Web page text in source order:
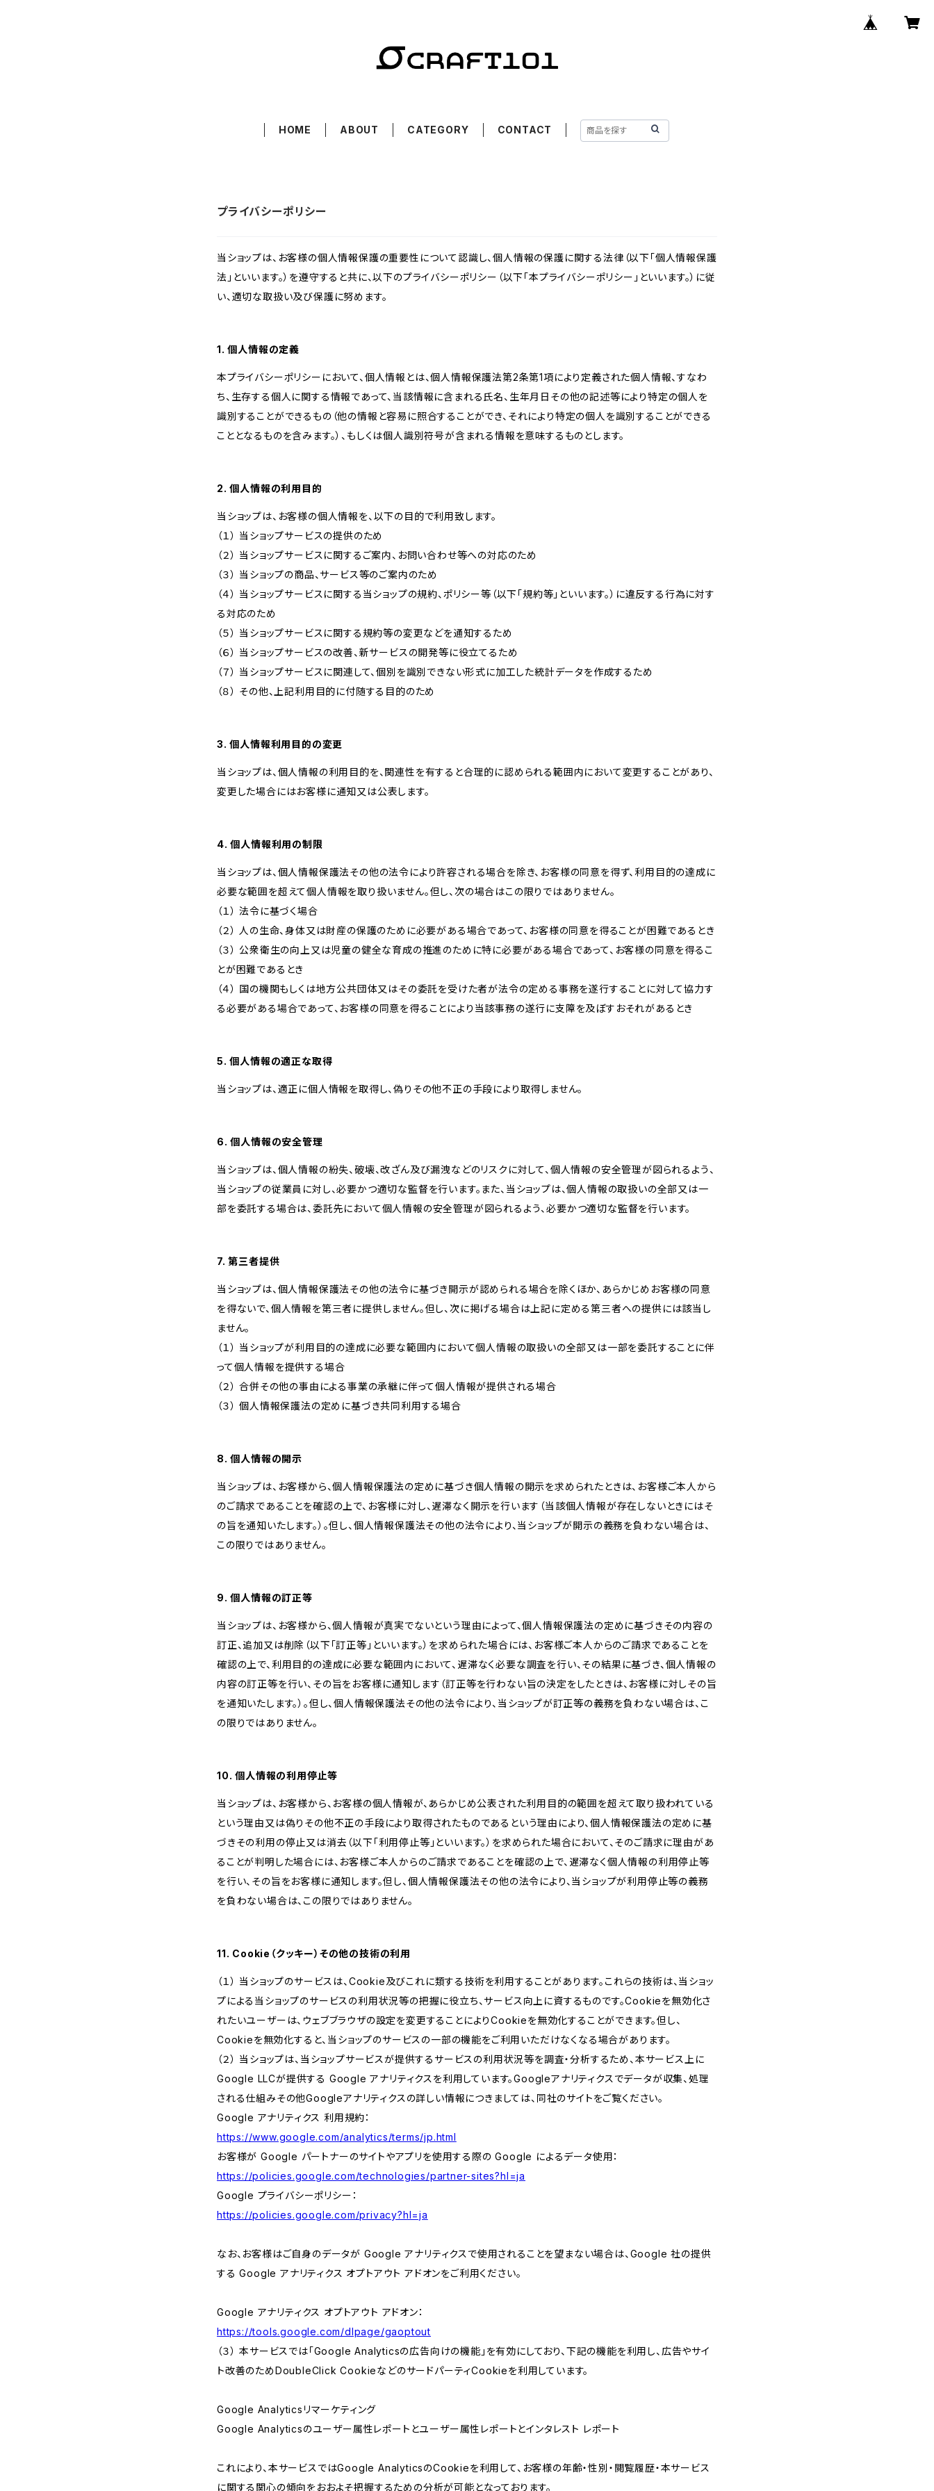
HOME ABOUT CATEGORY CONTACT
プライバシーポリシー
当ショップは、お客様の個人情報保護の重要性について認識し、個人情報の保護に関する法律（以下「個人情報保護
法」といいます。）を遵守すると共に、以下のプライバシーポリシー（以下「本プライバシーポリシー」といいます。）に従
い、適切な取扱い及び保護に努めます。
1. 個人情報の定義
本プライバシーポリシーにおいて、個人情報とは、個人情報保護法第2条第1項により定義された個人情報、すなわ
ち、生存する個人に関する情報であって、当該情報に含まれる氏名、生年月日その他の記述等により特定の個人を
識別することができるもの（他の情報と容易に照合することができ、それにより特定の個人を識別することができる
こととなるものを含みます。）、もしくは個人識別符号が含まれる情報を意味するものとします。
2. 個人情報の利用目的
当ショップは、お客様の個人情報を、以下の目的で利用致します。
（１） 当ショップサービスの提供のため
（２） 当ショップサービスに関するご案内、お問い合わせ等への対応のため
（３） 当ショップの商品、サービス等のご案内のため
（４） 当ショップサービスに関する当ショップの規約、ポリシー等（以下「規約等」といいます。）に違反する行為に対す
る対応のため
（５） 当ショップサービスに関する規約等の変更などを通知するため
（６） 当ショップサービスの改善、新サービスの開発等に役立てるため
（７） 当ショップサービスに関連して、個別を識別できない形式に加工した統計データを作成するため
（８） その他、上記利用目的に付随する目的のため
3. 個人情報利用目的の変更
当ショップは、個人情報の利用目的を、関連性を有すると合理的に認められる範囲内において変更することがあり、
変更した場合にはお客様に通知又は公表します。
4. 個人情報利用の制限
当ショップは、個人情報保護法その他の法令により許容される場合を除き、お客様の同意を得ず、利用目的の達成に
必要な範囲を超えて個人情報を取り扱いません。但し、次の場合はこの限りではありません。
（１） 法令に基づく場合
（２） 人の生命、身体又は財産の保護のために必要がある場合であって、お客様の同意を得ることが困難であるとき
（３） 公衆衛生の向上又は児童の健全な育成の推進のために特に必要がある場合であって、お客様の同意を得るこ
とが困難であるとき
（４） 国の機関もしくは地方公共団体又はその委託を受けた者が法令の定める事務を遂行することに対して協力す
る必要がある場合であって、お客様の同意を得ることにより当該事務の遂行に支障を及ぼすおそれがあるとき
5. 個人情報の適正な取得
当ショップは、適正に個人情報を取得し、偽りその他不正の手段により取得しません。
6. 個人情報の安全管理
当ショップは、個人情報の紛失、破壊、改ざん及び漏洩などのリスクに対して、個人情報の安全管理が図られるよう、
当ショップの従業員に対し、必要かつ適切な監督を行います。また、当ショップは、個人情報の取扱いの全部又は一
部を委託する場合は、委託先において個人情報の安全管理が図られるよう、必要かつ適切な監督を行います。
7. 第三者提供
当ショップは、個人情報保護法その他の法令に基づき開示が認められる場合を除くほか、あらかじめお客様の同意
を得ないで、個人情報を第三者に提供しません。但し、次に掲げる場合は上記に定める第三者への提供には該当し
ません。
（１） 当ショップが利用目的の達成に必要な範囲内において個人情報の取扱いの全部又は一部を委託することに伴
って個人情報を提供する場合
（２） 合併その他の事由による事業の承継に伴って個人情報が提供される場合
（３） 個人情報保護法の定めに基づき共同利用する場合
8. 個人情報の開示
当ショップは、お客様から、個人情報保護法の定めに基づき個人情報の開示を求められたときは、お客様ご本人から
のご請求であることを確認の上で、お客様に対し、遅滞なく開示を行います（当該個人情報が存在しないときにはそ
の旨を通知いたします。）。但し、個人情報保護法その他の法令により、当ショップが開示の義務を負わない場合は、
この限りではありません。
9. 個人情報の訂正等
当ショップは、お客様から、個人情報が真実でないという理由によって、個人情報保護法の定めに基づきその内容の
訂正、追加又は削除（以下「訂正等」といいます。）を求められた場合には、お客様ご本人からのご請求であることを
確認の上で、利用目的の達成に必要な範囲内において、遅滞なく必要な調査を行い、その結果に基づき、個人情報の
内容の訂正等を行い、その旨をお客様に通知します（訂正等を行わない旨の決定をしたときは、お客様に対しその旨
を通知いたします。）。但し、個人情報保護法その他の法令により、当ショップが訂正等の義務を負わない場合は、こ
の限りではありません。
10. 個人情報の利用停止等
当ショップは、お客様から、お客様の個人情報が、あらかじめ公表された利用目的の範囲を超えて取り扱われている
という理由又は偽りその他不正の手段により取得されたものであるという理由により、個人情報保護法の定めに基
づきその利用の停止又は消去（以下「利用停止等」といいます。）を求められた場合において、そのご請求に理由があ
ることが判明した場合には、お客様ご本人からのご請求であることを確認の上で、遅滞なく個人情報の利用停止等
を行い、その旨をお客様に通知します。但し、個人情報保護法その他の法令により、当ショップが利用停止等の義務
を負わない場合は、この限りではありません。
11. Cookie（クッキー）その他の技術の利用
（１） 当ショップのサービスは、Cookie及びこれに類する技術を利用することがあります。これらの技術は、当ショッ
プによる当ショップのサービスの利用状況等の把握に役立ち、サービス向上に資するものです。Cookieを無効化さ
れたいユーザーは、ウェブブラウザの設定を変更することによりCookieを無効化することができます。但し、
Cookieを無効化すると、当ショップのサービスの一部の機能をご利用いただけなくなる場合があります。
（２） 当ショップは、当ショップサービスが提供するサービスの利用状況等を調査・分析するため、本サービス上に
Google LLCが提供する Google アナリティクスを利用しています。Googleアナリティクスでデータが収集、処理
される仕組みその他Googleアナリティクスの詳しい情報につきましては、同社のサイトをご覧ください。
Google アナリティクス 利用規約：
https://www.google.com/analytics/terms/jp.html
お客様が Google パートナーのサイトやアプリを使用する際の Google によるデータ使用：
https://policies.google.com/technologies/partner-sites?hl=ja
Google プライバシーポリシー：
https://policies.google.com/privacy?hl=ja
なお、お客様はご自身のデータが Google アナリティクスで使用されることを望まない場合は、Google 社の提供
する Google アナリティクス オプトアウト アドオンをご利用ください。
Google アナリティクス オプトアウト アドオン：
https://tools.google.com/dlpage/gaoptout
（３） 本サービスでは「Google Analyticsの広告向けの機能」を有効にしており、下記の機能を利用し、広告やサイ
ト改善のためDoubleClick CookieなどのサードパーティCookieを利用しています。
Google Analyticsリマーケティング
Google Analyticsのユーザー属性レポートとユーザー属性レポートとインタレスト レポート
これにより、本サービスではGoogle AnalyticsのCookieを利用して、お客様の年齢・性別・閲覧履歴・本サービス
に関する関心の傾向をおおよそ把握するための分析が可能となっております。